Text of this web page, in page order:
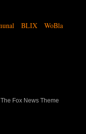
BLIX
WoBla
The Fox News Theme